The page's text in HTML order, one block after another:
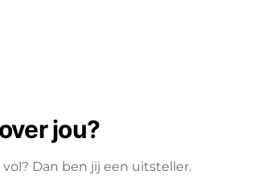
jou?
Dan ben jij een uitsteller.